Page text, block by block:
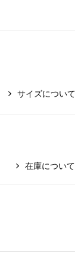
ショート･クロ
その他
サイズについて
在庫について